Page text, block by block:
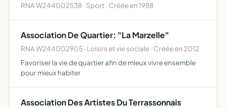
RNA W244002538 · Sport · Créée en 1988
Association De Quartier: "La Marzelle"
RNA W244002905 · Loisirs et vie sociale · Créée en 2012
Favoriser la vie de quartier afin de mieux vivre ensemble
pour mieux habiter
Association Des Artistes Du Terrassonnais